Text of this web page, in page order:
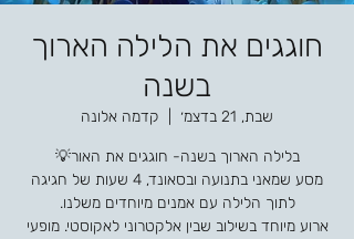
חוגגים את הלילה הארוך
בשנה
שבת, 21 בדצמ׳ קדמה אלונה
מסע שמאני בתנועה ובסאונד, 4 שעות של חגיגה
ארוע מיוחד בשילוב שבין אלקטרוני לאקוסטי. מופעי